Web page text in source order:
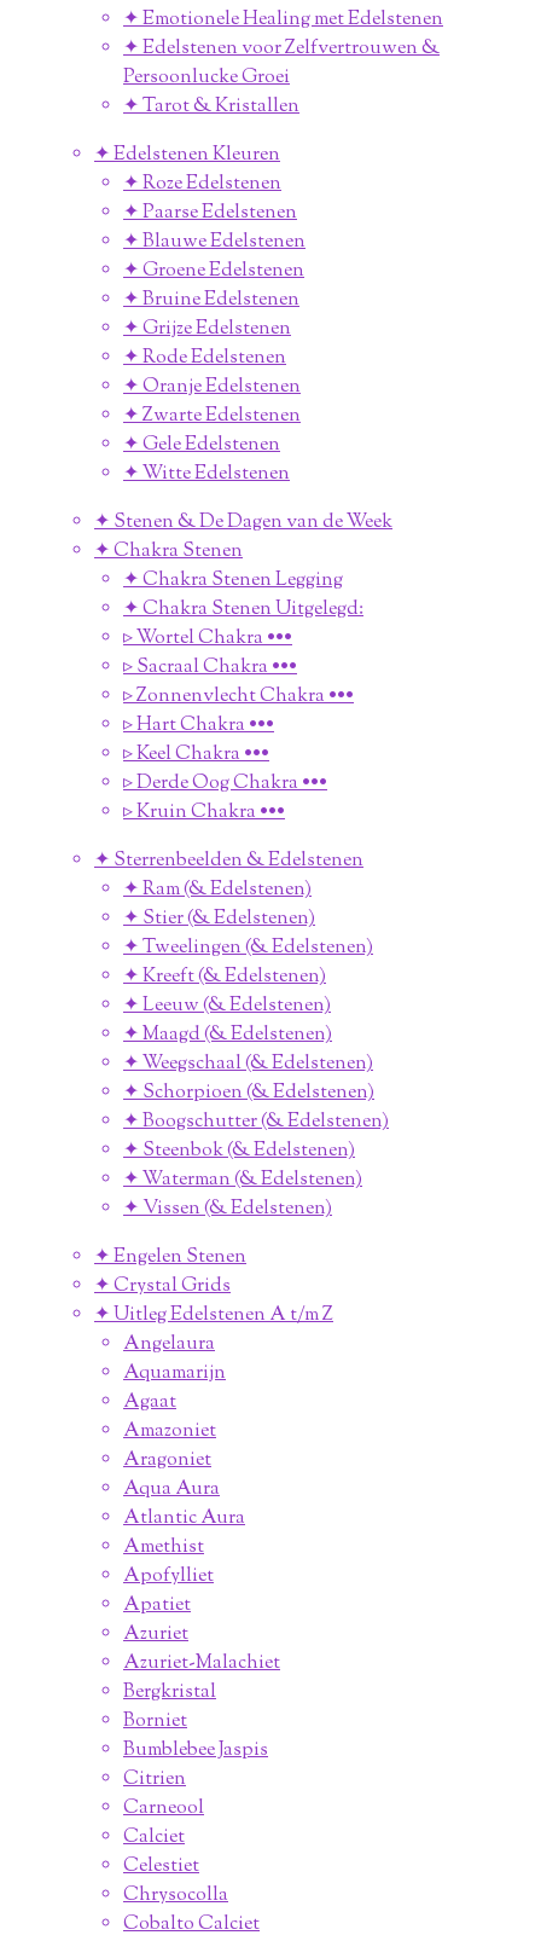
✦ Emotionele Healing met Edelstenen
✦ Edelstenen voor Zelfvertrouwen &
Persoonlucke Groei
✦ Tarot & Kristallen
✦ Edelstenen Kleuren
✦ Roze Edelstenen
✦ Paarse Edelstenen
✦ Blauwe Edelstenen
✦ Groene Edelstenen
✦ Bruine Edelstenen
✦ Grijze Edelstenen
✦ Rode Edelstenen
✦ Oranje Edelstenen
✦ Zwarte Edelstenen
✦ Gele Edelstenen
✦ Witte Edelstenen
✦ Stenen & De Dagen van de Week
✦ Chakra Stenen
✦ Chakra Stenen Legging
✦ Chakra Stenen Uitgelegd:
▹ Wortel Chakra •••
▹ Sacraal Chakra •••
▹ Zonnenvlecht Chakra •••
▹ Hart Chakra •••
▹ Keel Chakra •••
▹ Derde Oog Chakra •••
▹ Kruin Chakra •••
✦ Sterrenbeelden & Edelstenen
✦ Ram (& Edelstenen)
✦ Stier (& Edelstenen)
✦ Tweelingen (& Edelstenen)
✦ Kreeft (& Edelstenen)
✦ Leeuw (& Edelstenen)
✦ Maagd (& Edelstenen)
✦ Weegschaal (& Edelstenen)
✦ Schorpioen (& Edelstenen)
✦ Boogschutter (& Edelstenen)
✦ Steenbok (& Edelstenen)
✦ Waterman (& Edelstenen)
✦ Vissen (& Edelstenen)
✦ Engelen Stenen
✦ Crystal Grids
✦ Uitleg Edelstenen A t/m Z
Angelaura
Aquamarijn
Agaat
Amazoniet
Aragoniet
Aqua Aura
Atlantic Aura
Amethist
Apofylliet
Apatiet
Azuriet
Azuriet-Malachiet
Bergkristal
Borniet
Bumblebee Jaspis
Citrien
Carneool
Calciet
Celestiet
Chrysocolla
Cobalto Calciet